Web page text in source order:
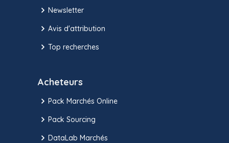
Newsletter
Avis d'attribution
Top recherches
Acheteurs
Pack Marchés Online
Pack Sourcing
DataLab Marchés